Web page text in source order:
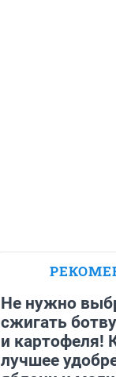
Не нужно
сжигать
и картофеля!
лучшее